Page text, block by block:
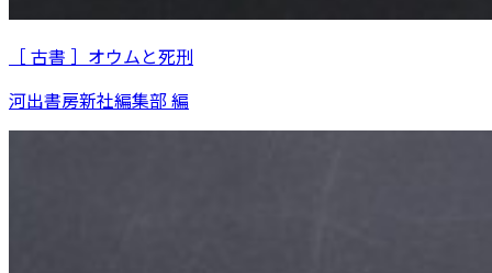
［ 古書 ］オウムと死刑
河出書房新社編集部 編